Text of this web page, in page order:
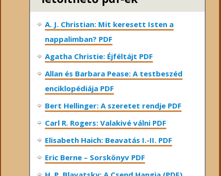
A. J. Christian: Mit keresett Isten a
nappalimban? PDF
Agatha Christie: Éjféltájt PDF
Allan és Barbara Pease: A testbeszéd
enciklopédiája PDF
Bert Hellinger: A ​szeretet rendje PDF
Carl R. Rogers: Valakivé válni PDF
Elisabeth Haich: Beavatás I.-II. PDF
Eric Berne – Sorskönyv PDF